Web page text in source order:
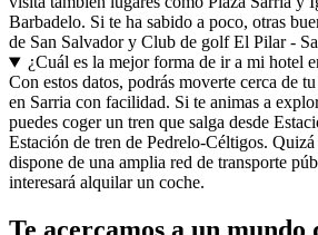
Barbadelo. Si te ha sabido a poco, otras
de San Salvador y Club de golf El Pilar -
¿Cuál es la mejor forma de ir a mi hotel
Con estos datos, podrás moverte cerca de
en Sarria con facilidad. Si te animas a
puedes coger un tren que salga desde
Estación de tren de Pedrelo-Céltigos.
dispone de una amplia red de transporte
interesará alquilar un coche.